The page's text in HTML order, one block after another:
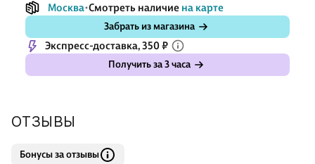
Москва Смотреть наличие на карте
Забрать из магазина
Экспресс-доставка, 350 ₽
Получить за 3 часа
ОТЗЫВЫ
Бонусы за отзывы